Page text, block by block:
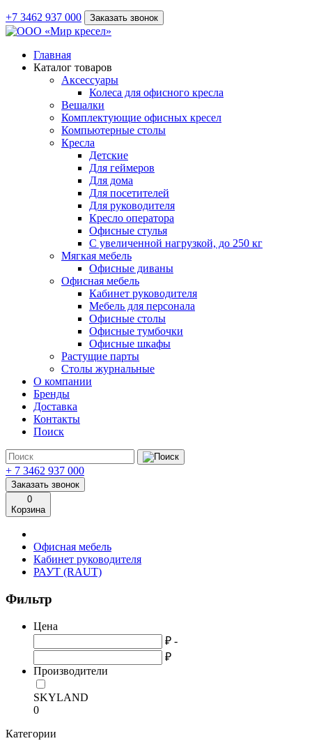
+7 3462 937 000 Заказать звонок
Главная
Каталог товаров
Аксессуары
Колеса для офисного кресла
Вешалки
Комплектующие офисных кресел
Компьютерные столы
Кресла
Детские
Для геймеров
Для дома
Для посетителей
Для руководителя
Кресло оператора
Офисные стулья
С увеличенной нагрузкой, до 250 кг
Мягкая мебель
Офисные диваны
Офисная мебель
Кабинет руководителя
Мебель для персонала
Офисные столы
Офисные тумбочки
Офисные шкафы
Растущие парты
Столы журнальные
О компании
Бренды
Доставка
Контакты
Поиск
+ 7 3462 937 000
Заказать звонок
0
Корзина
Офисная мебель
Кабинет руководителя
РАУТ (RAUT)
Фильтр
Цена
₽ -
₽
Производители
SKYLAND
0
Категории